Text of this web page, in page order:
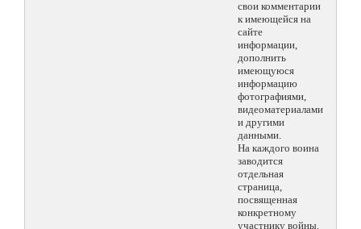
свои комментарии
к имеющейся на
сайте
информации,
дополнить
имеющуюся
информацию
фотографиями,
видеоматериалами
и другими
данными.
На каждого воина
заводится
отдельная
страница,
посвященная
конкретному
участнику войны.